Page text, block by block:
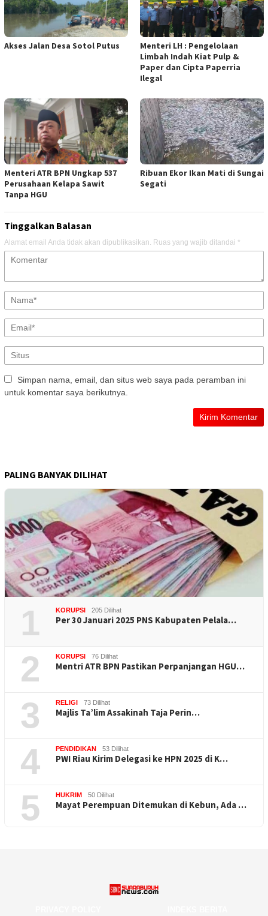
Akses Jalan Desa Sotol Putus
Menteri LH : Pengelolaan
Limbah Indah Kiat Pulp &
Paper dan Cipta Paperria
Ilegal
Menteri ATR BPN Ungkap 537
Perusahaan Kelapa Sawit
Tanpa HGU
Ribuan Ekor Ikan Mati di Sungai
Segati
Tinggalkan Balasan
Alamat email Anda tidak akan dipublikasikan. Ruas yang wajib ditandai *
Simpan nama, email, dan situs web saya pada peramban ini
untuk komentar saya berikutnya.
PALING BANYAK DILIHAT
1 KORUPSI 205 Dilihat
Per 30 Januari 2025 PNS Kabupaten Pelala…
2 KORUPSI 76 Dilihat
Mentri ATR BPN Pastikan Perpanjangan HGU…
3 RELIGI 73 Dilihat
Majlis Ta’lim Assakinah Taja Perin…
4 PENDIDIKAN 53 Dilihat
PWI Riau Kirim Delegasi ke HPN 2025 di K…
5 HUKRIM 50 Dilihat
Mayat Perempuan Ditemukan di Kebun, Ada …